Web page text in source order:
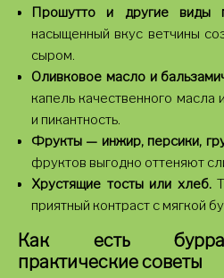
Прошутто и другие виды
насыщенный вкус ветчины
сыром.
Оливковое масло и
капель качественного масла
и пикантность.
Фрукты — инжир, персики,
фруктов выгодно оттеняют
Хрустящие тосты или хлеб.
приятный контраст с мягкой
Как есть
практические советы